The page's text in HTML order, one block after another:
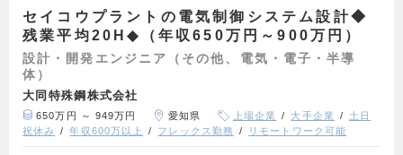
セイコウプラントの電気制御システム設計◆
残業平均20H◆（年収650万円～900万円）
設計・開発エンジニア（その他、電気・電子・半導
体）
大同特殊鋼株式会社
650万円 ～ 949万円 愛知県 上場企業 大手企業
土日
祝休み
年収600万以上 フレックス勤務 リモートワーク可能